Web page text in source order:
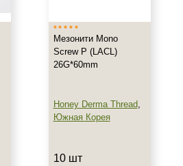
Мезонити Mono
Screw P (LACL)
26G*60mm
Honey Derma Thread,
Южная Корея
10 шт